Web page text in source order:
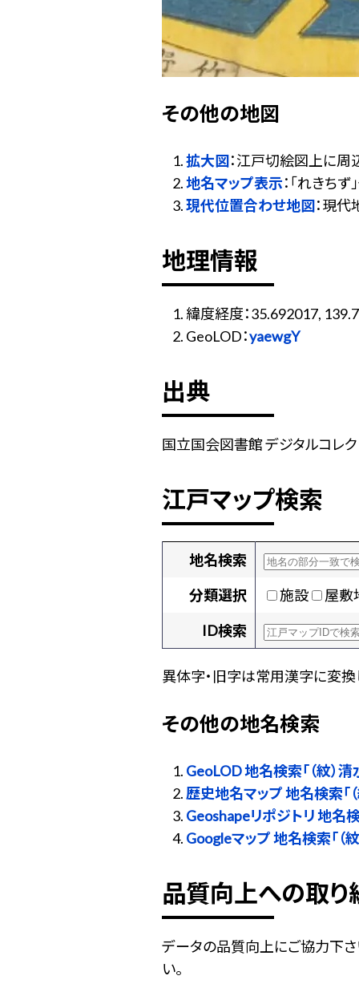
その他の地図
拡大図：江戸切絵図上に周
地名マップ表示：「れきち
現代位置合わせ地図：現
地理情報
緯度経度：35.692017,
GeoLOD：yaewgY
出典
国立国会図書館 デジタルコレク
江戸マップ検索
地名検索
分類選択
施設
屋敷
ID検索
異体字・旧字は常用漢字に変
その他の地名検索
GeoLOD 地名検索「（紋）清
歴史地名マップ 地名検索「（
Geoshapeリポジトリ 地名検
Googleマップ 地名検索「（
品質向上への取り
データの品質向上にご協力下
い。